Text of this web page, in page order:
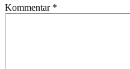
Kommentar *